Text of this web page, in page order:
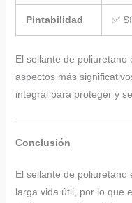
Pintabilidad ✅ Sí
El sellante de poliuretano
aspectos más
integral para proteger y
Conclusión
El sellante de poliuretano
larga vida útil, por lo que